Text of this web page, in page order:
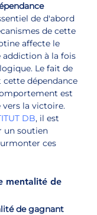
de d'abord
de cette
affecte le
addiction à la fois
Le fait de
cette dépendance
est
vers la victoire.
DB, il est
un soutien
ces
mentalité de
de gagnant